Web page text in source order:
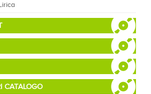
CATALOGO